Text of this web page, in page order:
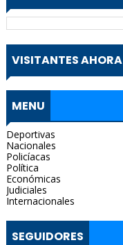
VISITANTES AHORA
MENU
Deportivas
Nacionales
Policíacas
Política
Económicas
Judiciales
Internacionales
SEGUIDORES